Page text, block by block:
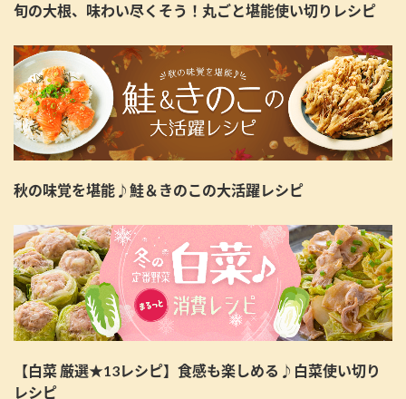
旬の大根、味わい尽くそう！丸ごと堪能使い切りレシピ
秋の味覚を堪能♪鮭＆きのこの大活躍レシピ
【白菜 厳選★13レシピ】食感も楽しめる♪白菜使い切り
レシピ